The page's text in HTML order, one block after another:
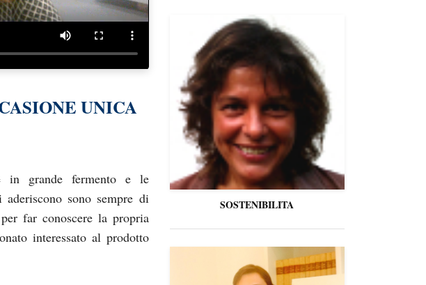
UNICA
grande fermento e le
aderiscono sono sempre di
far conoscere la propria
interessato al prodotto
SOSTENIBILITA